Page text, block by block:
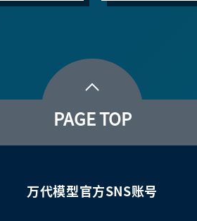
PAGE TOP
万代模型官方SNS账号